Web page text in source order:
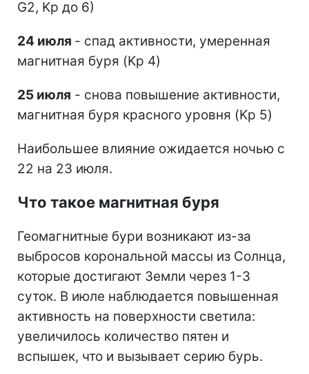
G2, Kp до 6)
24 июля - спад активности, умеренная
магнитная буря (Kp 4)
25 июля - снова повышение активности,
магнитная буря красного уровня (Kp 5)
Наибольшее влияние ожидается ночью с
22 на 23 июля.
Что такое магнитная буря
Геомагнитные бури возникают из-за
выбросов корональной массы из Солнца,
которые достигают Земли через 1-3
суток. В июле наблюдается повышенная
активность на поверхности светила:
увеличилось количество пятен и
вспышек, что и вызывает серию бурь.